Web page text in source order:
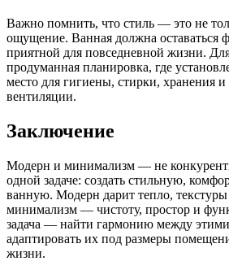
Важно помнить, что стиль — это не
ощущение. Ванная должна оставаться
приятной для повседневной жизни.
продуманная планировка, где
место для гигиены, стирки, хранения и
вентиляции.
Заключение
Модерн и минимализм — не
одной задаче: создать стильную,
ванную. Модерн дарит тепло, текстуры
минимализм — чистоту, простор и
задача — найти гармонию между
адаптировать их под размеры
жизни.